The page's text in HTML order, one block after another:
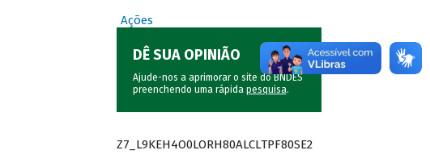
Ações
DÊ SUA OPINIÃO
Ajude-nos a aprimorar o site do BNDES
preenchendo uma rápida pesquisa.
Z7_L9KEH4O0LORH80ALCLTPF80SE2